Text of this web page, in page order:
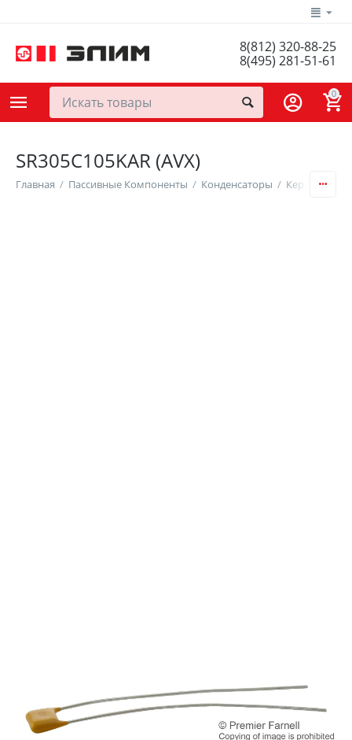
8(812) 320-88-25
8(495) 281-51-61
0
SR305C105KAR (AVX)
Главная / Пассивные Компоненты / Конденсаторы /